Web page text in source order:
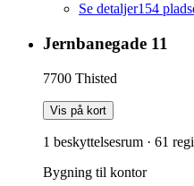
Se detaljer154
Jernbanegade 11
7700 Thisted
Vis på kort
1 beskyttelsesrum · 61
Bygning til kontor